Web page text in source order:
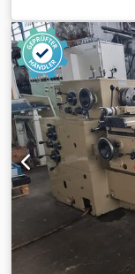
Baden Modell:
RAL7012
Gewährleistung:
die von uns
Elektronik ist
Funktionsprüfung
sich ausserhalb
befinden, sind die
tragen. Zubehör: -
in neuem
Realisierung des
Stromausfall
Ah Tjkr gebraucht
technisch dem